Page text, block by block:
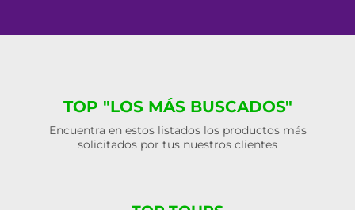
TOP "LOS MÁS BUSCADOS"
Encuentra en estos listados los productos más
solicitados por tus nuestros clientes